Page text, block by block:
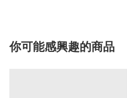
你可能感興趣的商品